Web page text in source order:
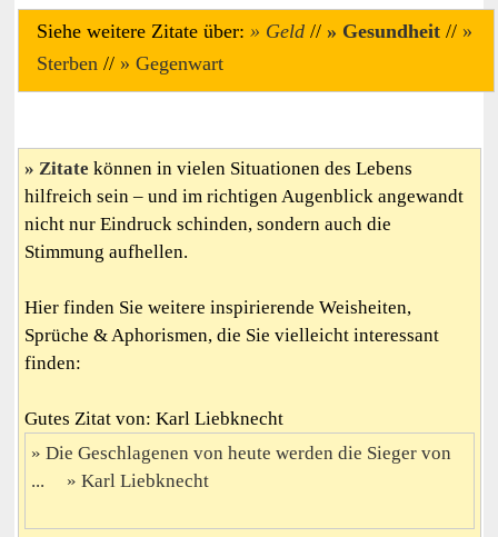
Siehe weitere Zitate über: Geld // Gesundheit //
Sterben // Gegenwart
Zitate können in vielen Situationen des Lebens
hilfreich sein – und im richtigen Augenblick angewandt
nicht nur Eindruck schinden, sondern auch die
Stimmung aufhellen.
Hier finden Sie weitere inspirierende Weisheiten,
Sprüche & Aphorismen, die Sie vielleicht interessant
finden:
Gutes Zitat von: Karl Liebknecht
Die Geschlagenen von heute werden die Sieger von
...
Karl Liebknecht